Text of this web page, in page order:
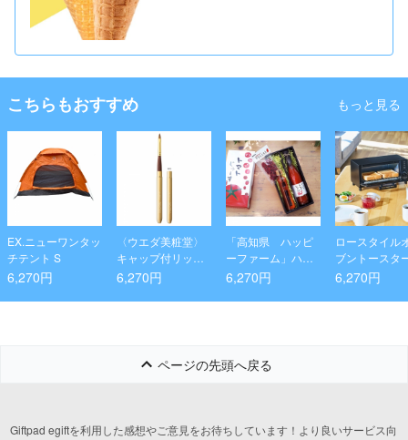
こちらもおすすめ もっと見る
EX.ニューワンタッ
チテント S
6,270円
〈ウエダ美粧堂〉
キャップ付リップ
ブラシ （丸平）
6,270円
「高知県 ハッピ
ーファーム」ハッ
ピートマトセットA
6,270円
ロースタイル
ブントースタ
6,270円
ページの先頭へ戻る
Giftpad egiftを利用した感想やご意見をお待ちしています！より良いサービス向